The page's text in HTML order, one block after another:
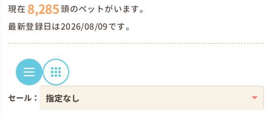
現在 8,285頭のペットがいます。
最新登録日は2026/08/09です。
セール：